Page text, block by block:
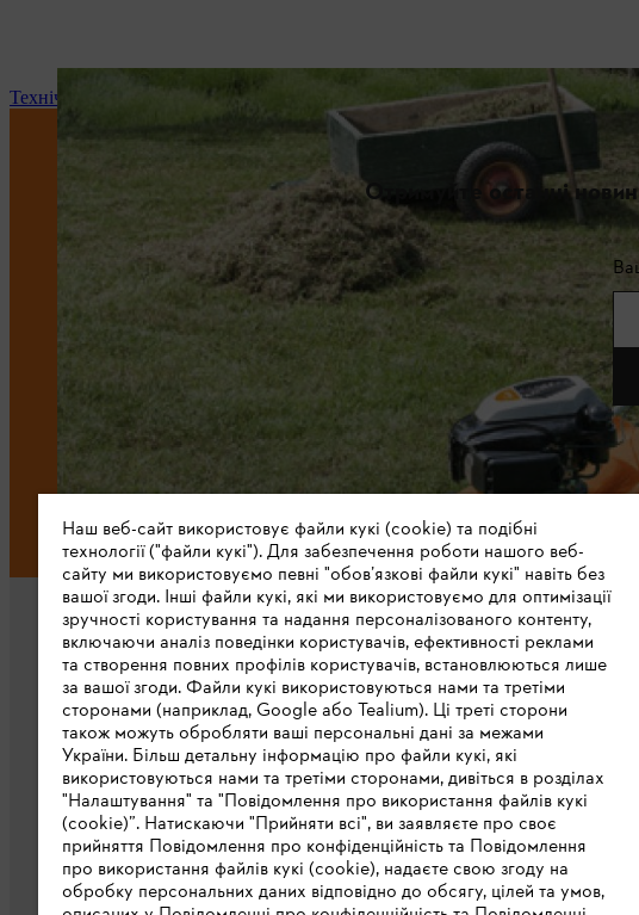
Технічне обслуговування та ремонт
Отримуйте останні
Про компанію STIHL
STIHL в світі
STIHL в Україні
Завантажити каталог
Наш веб-сайт використовує файли кукі (cookie) та подібні
технології ("файли кукі"). Для забезпечення роботи нашого веб-
сайту ми використовуємо певні "обов’язкові файли кукі" навіть без
вашої згоди. Інші файли кукі, які ми використовуємо для оптимізації
зручності користування та надання персоналізованого контенту,
включаючи аналіз поведінки користувачів, ефективності реклами
та створення повних профілів користувачів, встановлюються лише
за вашої згоди. Файли кукі використовуються нами та третіми
сторонами (наприклад, Google або Tealium). Ці треті сторони
також можуть обробляти ваші персональні дані за межами
України. Більш детальну інформацію про файли кукі, які
використовуються нами та третіми сторонами, дивіться в розділах
"Налаштування" та "Повідомлення про використання файлів кукі
(cookie)”. Натискаючи "Прийняти всі", ви заявляєте про своє
прийняття Повідомлення про конфіденційність та Повідомлення
про використання файлів кукі (cookie), надаєте свою згоду на
обробку персональних даних відповідно до обсягу, цілей та умов,